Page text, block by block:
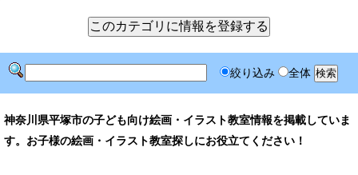
絞り込み 全体
神奈川県平塚市の子ども向け絵画・イラスト教室情報を掲載していま
す。お子様の絵画・イラスト教室探しにお役立てください！